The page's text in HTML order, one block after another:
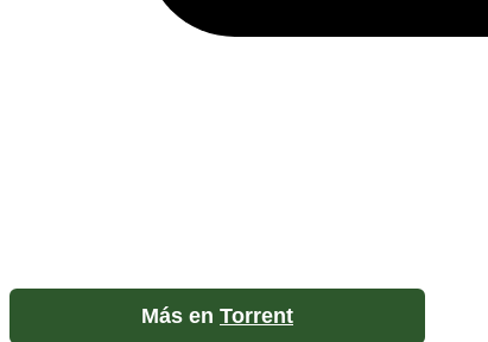
Más en Torrent